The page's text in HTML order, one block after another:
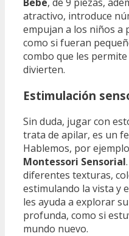
atractivo, introduce
empujan a los niños a
como si fueran
combo que les
divierten.
Estimulación
Sin duda, jugar con
trata de apilar, es un
Hablemos, por
Montessori Sensorial
diferentes texturas,
estimulando la vista y
les ayuda a explorar
profunda, como si
mundo nuevo.